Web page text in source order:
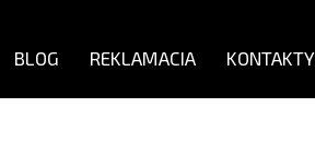
BLOG REKLAMACIA KONTAKTY